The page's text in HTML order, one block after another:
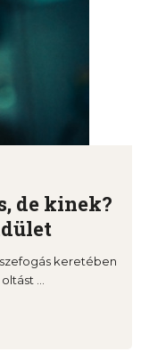
de kinek?
keretében
...